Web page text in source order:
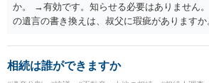
か。 →有効です。知らせる必要はありません
の遺言の書き換えは、叔父に瑕疵があります
ますか。 →本人が自由に決められますので、
です。客観的な基準もありません。 ・できれ
することはできますか。 →分割を拒否すると
相続は誰ができますか